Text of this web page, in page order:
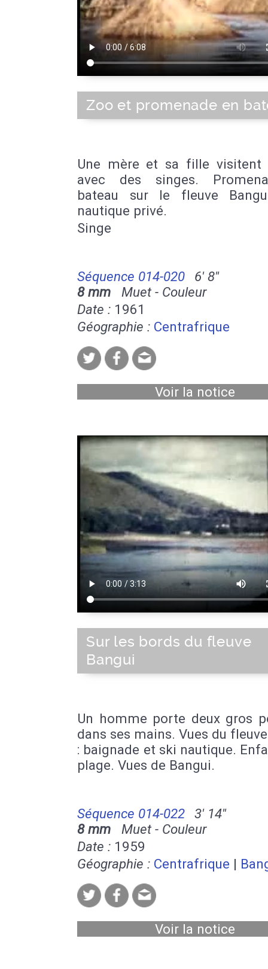
Zoo et promenade en
Une mère et sa fille visitent
avec des singes.
bateau sur le fleuve
nautique privé.
Singe
Séquence 014-020
6' 8''
8 mm Muet - Couleur
Date : 1961
Géographie : Centrafrique
Voir la notice
Sur les bords du fleuve
Bangui
Un homme porte deux gros
dans ses mains. Vues du
: baignade et ski nautique.
plage. Vues de Bangui.
Séquence 014-022
3' 14''
8 mm Muet - Couleur
Date : 1959
Géographie : Centrafrique |
Voir la notice